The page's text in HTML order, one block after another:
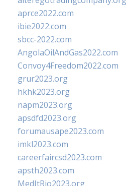
aprce2022.com
ibie2022.com
sbcc-2022.com
AngolaOilAndGas2022.com
Convoy4Freedom2022.com
grur2023.org
hkhk2023.org
napm2023.org
apsdfd2023.org
forumausape2023.com
imkl2023.com
careerfaircsd2023.com
apsth2023.com
MedItRio2023.org